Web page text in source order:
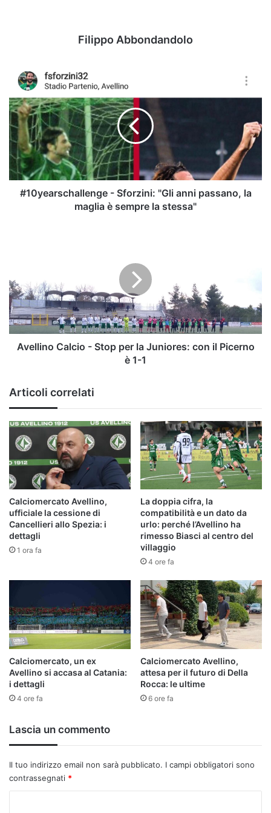
Filippo Abbondandolo
#10yearschallenge
Sforzini:
"Gli
anni
passano,
la
maglia
è
sempre
#10yearschallenge - Sforzini: "Gli anni passano, la
maglia è sempre la stessa"
per
la
Juniores:
con
il
Picerno
Avellino Calcio - Stop per la Juniores: con il Picerno
è 1-1
Articoli correlati
Calciomercato Avellino,
ufficiale la cessione di
Cancellieri allo Spezia: i
dettagli
1 ora fa
La doppia cifra, la
compatibilità e un dato da
urlo: perché l’Avellino ha
rimesso Biasci al centro del
villaggio
4 ore fa
Calciomercato, un ex
Avellino si accasa al Catania:
i dettagli
4 ore fa
Calciomercato Avellino,
attesa per il futuro di Della
Rocca: le ultime
6 ore fa
Lascia un commento
Il tuo indirizzo email non sarà pubblicato. I campi obbligatori sono
contrassegnati *